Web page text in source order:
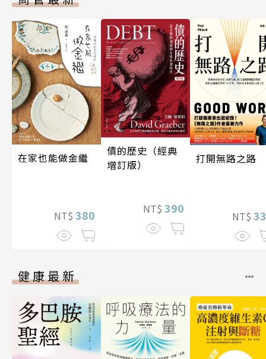
在家也能做金繼
NT$ 380
債的歷史（經典
增訂版）
NT$ 390
打開無路之路
NT$
健康最新